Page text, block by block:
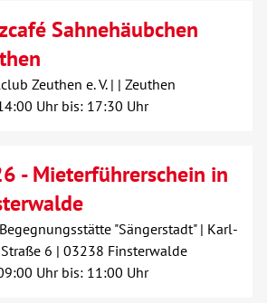
Sahnehäubchen
Zeuthen e. V. | | Zeuthen
Uhr bis: 17:30 Uhr
- Mieterführerschein in
"Sängerstadt" | Karl-
6 | 03238 Finsterwalde
Uhr bis: 11:00 Uhr